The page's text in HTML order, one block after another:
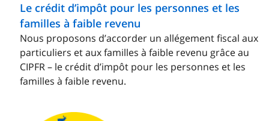
Le crédit d’impôt pour les personnes et les
familles à faible revenu
Nous proposons d’accorder un allégement fiscal aux
particuliers et aux familles à faible revenu grâce au
CIPFR – le crédit d’impôt pour les personnes et les
familles à faible revenu.